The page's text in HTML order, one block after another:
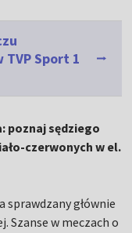
Sport 1
poznaj sędziego
czerwonych w el.
sprawdzany głównie
Szanse w meczach o